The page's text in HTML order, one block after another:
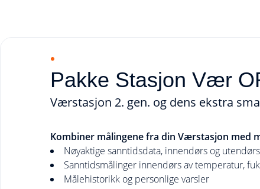
Pakke Stasjon Vær
Værstasjon 2. gen. og dens ekstra
Kombiner målingene fra din Værstasjon med
Nøyaktige sanntidsdata, innendørs og
Sanntidsmålinger innendørs av temperatur,
Målehistorikk og personlige varsler